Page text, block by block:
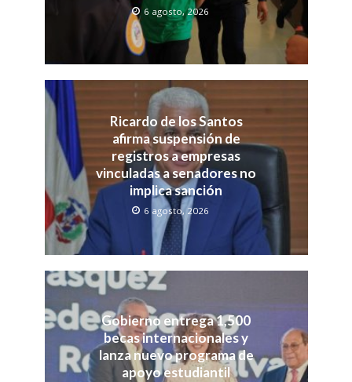
6 agosto, 2026
Ricardo de los Santos
afirma suspensión de
registros a empresas
vinculadas a senadores no
implica sanción
6 agosto, 2026
Gobierno entrega 1,500
becas internacionales y
lanza nuevo programa de
apoyo estudiantil